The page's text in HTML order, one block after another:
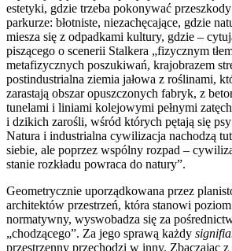
estetyki, gdzie trzeba pokonywać
parkurze: błotniste, niezachęcające, gdzie
miesza się z odpadkami kultury, gdzie –
piszącego o scenerii Stalkera „fizycznym
metafizycznych poszukiwań, krajobrazem
postindustrialna ziemia jałowa z roślinami,
zarastają obszar opuszczonych fabryk, z
tunelami i liniami kolejowymi pełnymi
i dzikich zarośli, wśród których pętają się
Natura i industrialna cywilizacja nachodzą
siebie, ale poprzez wspólny rozpad –
stanie rozkładu powraca do natury”.
Geometrycznie uporządkowana przez
architektów przestrzeń, która stanowi poziom
normatywny, wyswobadza się za
„chodzącego”. Za jego sprawą każdy
przestrzenny przechodzi w inny. Zbaczając z